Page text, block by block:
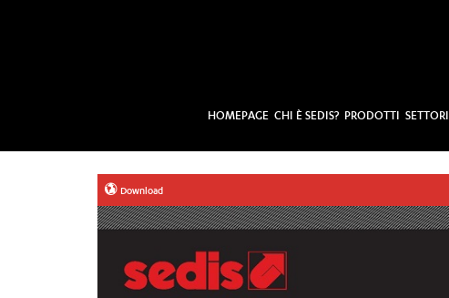
HOMEPAGE CHI È SEDIS? PRODOTTI SETTORI
Download